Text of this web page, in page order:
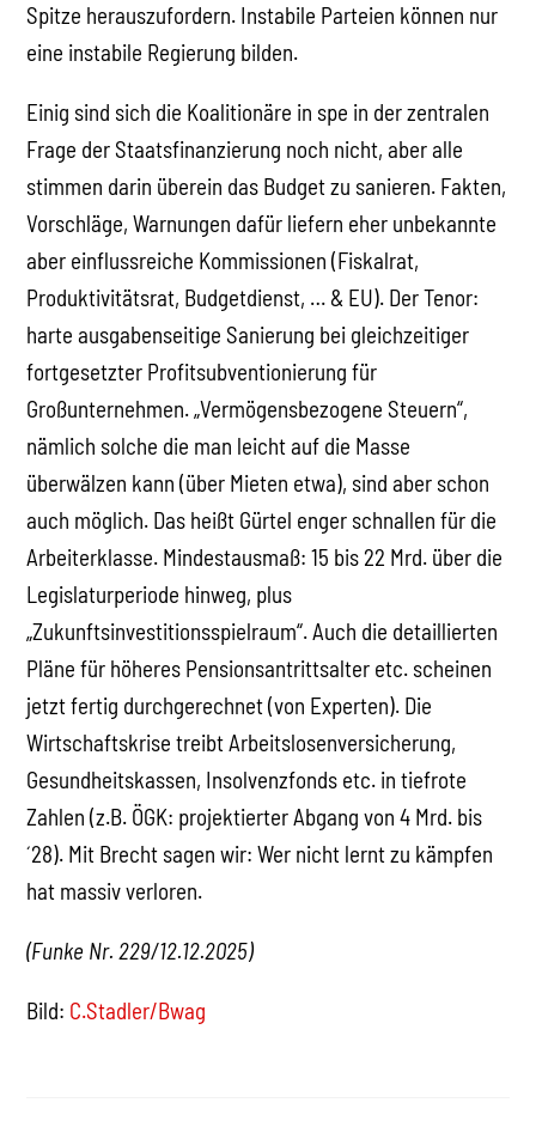
Spitze herauszufordern. Instabile Parteien können nur
eine instabile Regierung bilden.
Einig sind sich die Koalitionäre in spe in der zentralen
Frage der Staatsfinanzierung noch nicht, aber alle
stimmen darin überein das Budget zu sanieren. Fakten,
Vorschläge, Warnungen dafür liefern eher unbekannte
aber einflussreiche Kommissionen (Fiskalrat,
Produktivitätsrat, Budgetdienst, … & EU). Der Tenor:
harte ausgabenseitige Sanierung bei gleichzeitiger
fortgesetzter Profitsubventionierung für
Großunternehmen. „Vermögensbezogene Steuern“,
nämlich solche die man leicht auf die Masse
überwälzen kann (über Mieten etwa), sind aber schon
auch möglich. Das heißt Gürtel enger schnallen für die
Arbeiterklasse. Mindestausmaß: 15 bis 22 Mrd. über die
Legislaturperiode hinweg, plus
„Zukunftsinvestitionsspielraum“. Auch die detaillierten
Pläne für höheres Pensionsantrittsalter etc. scheinen
jetzt fertig durchgerechnet (von Experten). Die
Wirtschaftskrise treibt Arbeitslosenversicherung,
Gesundheitskassen, Insolvenzfonds etc. in tiefrote
Zahlen (z.B. ÖGK: projektierter Abgang von 4 Mrd. bis
´28). Mit Brecht sagen wir: Wer nicht lernt zu kämpfen
hat massiv verloren.
(Funke Nr. 229/12.12.2025)
Bild: C.Stadler/Bwag